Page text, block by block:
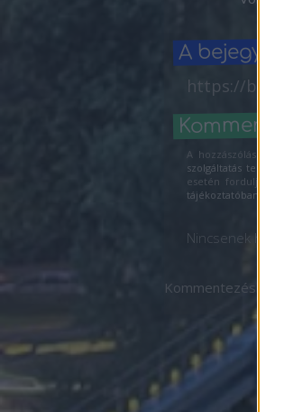
A
https://
A hozzászólások a
szolgáltatás technikai
esetén forduljon
tájékoztatóban
Nincsenek
Kommentezéshez